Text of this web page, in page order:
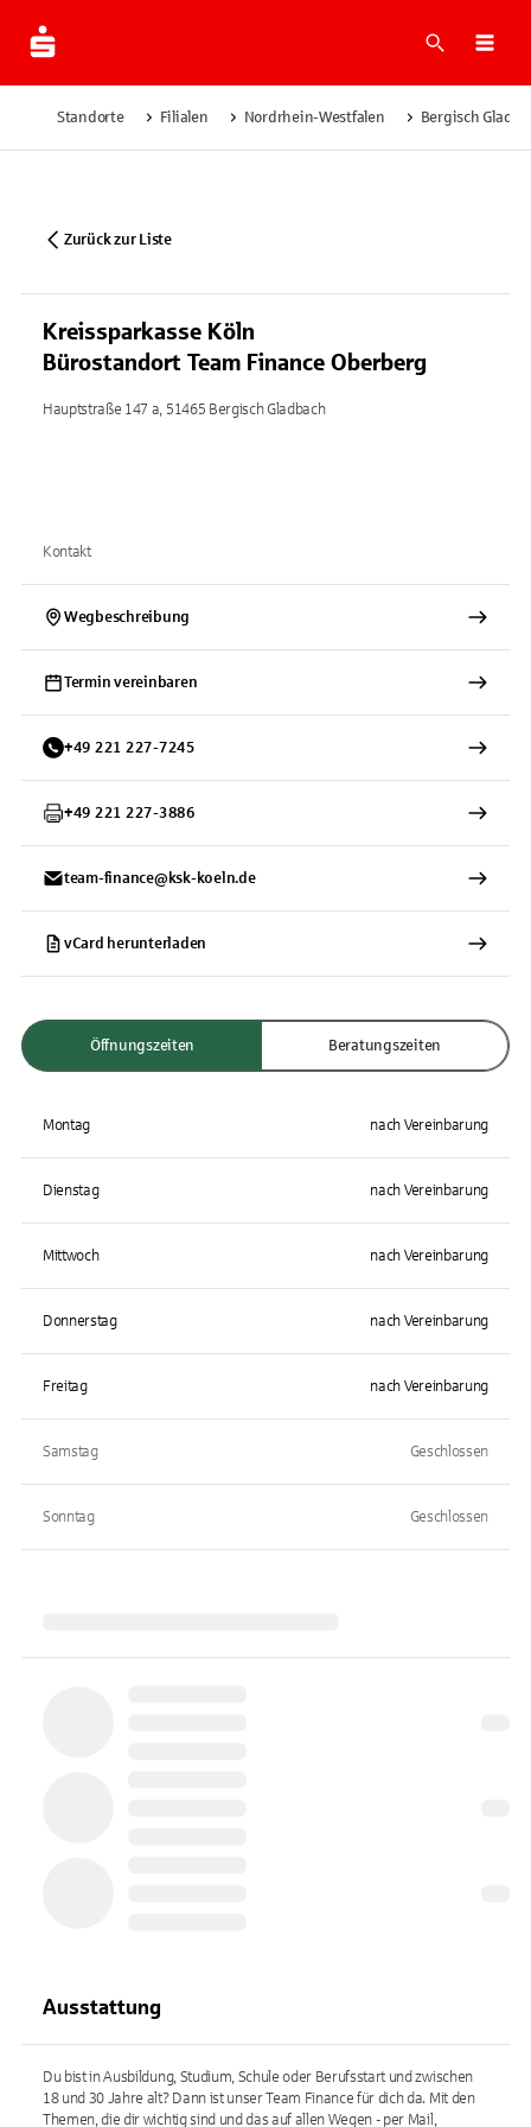
Suche
Standorte Filialen Nordrhein-Westfalen Bergisch
Zurück zur Liste
Kreissparkasse Köln
Bürostandort Team Finance Oberberg
Hauptstraße 147 a, 51465 Bergisch Gladbach
Kontakt
Wegbeschreibung
Termin vereinbaren
+49 221 227-7245
+49 221 227-3886
team-finance@ksk-koeln.de
vCard herunterladen
Öffnungszeiten Beratungszeiten
Montag nach Vereinbarung
Dienstag nach Vereinbarung
Mittwoch nach Vereinbarung
Donnerstag nach Vereinbarung
Freitag nach Vereinbarung
Samstag Geschlossen
Sonntag Geschlossen
Ausstattung
Du bist in Ausbildung, Studium, Schule oder Berufsstart und zwischen
18 und 30 Jahre alt? Dann ist unser Team Finance für dich da. Mit den
Themen, die dir wichtig sind und das auf allen Wegen - per Mail,